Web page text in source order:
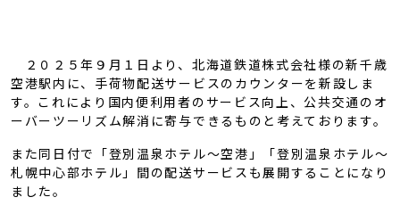
２０２５年９月１日より、北海道鉄道株式会社様の新千歳
空港駅内に、手荷物配送サービスのカウンターを新設しま
す。これにより国内便利用者のサービス向上、公共交通のオ
ーバーツーリズム解消に寄与できるものと考えております。
また同日付で「登別温泉ホテル～空港」「登別温泉ホテル～
札幌中心部ホテル」間の配送サービスも展開することになり
ました。